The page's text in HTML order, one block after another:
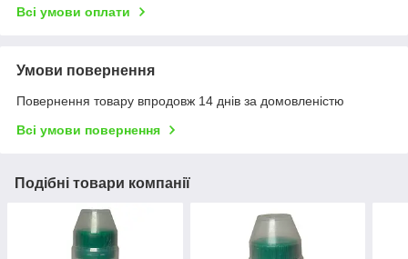
Всі умови оплати
Умови повернення
Повернення товару впродовж 14 днів за домовленістю
Всі умови повернення
Подібні товари компанії